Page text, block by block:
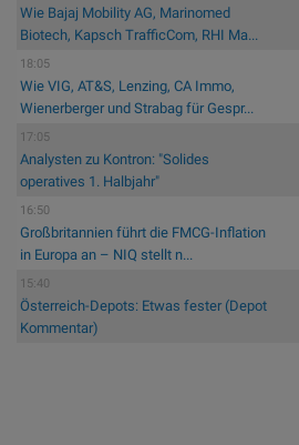
Wie Bajaj Mobility AG, Marinomed
Biotech, Kapsch TrafficCom, RHI Ma...
18:05
Wie VIG, AT&S, Lenzing, CA Immo,
Wienerberger und Strabag für Gespr...
17:05
Analysten zu Kontron: "Solides
operatives 1. Halbjahr"
16:50
Großbritannien führt die FMCG-Inflation
in Europa an – NIQ stellt n...
15:40
Österreich-Depots: Etwas fester (Depot
Kommentar)